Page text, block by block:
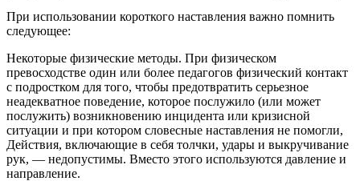
При использовании короткого наставления важно помнить
следующее:
Некоторые физические методы. При физическом
превосходстве один или более педагогов физический контакт
с подростком для того, чтобы предотвратить серьезное
неадекватное поведение, которое послужило (или может
послужить) возникновению инцидента или кризисной
ситуации и при котором словесные наставления не помогли,
Действия, включающие в себя толчки, удары и выкручивание
рук, — недопустимы. Вместо этого используются давление и
направление.